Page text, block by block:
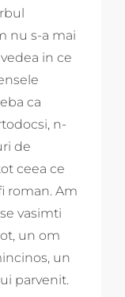
nu s-a mai
in ce
ca
n-
de
ceea ce
roman. Am
vasimti
un om
un
parvenit.